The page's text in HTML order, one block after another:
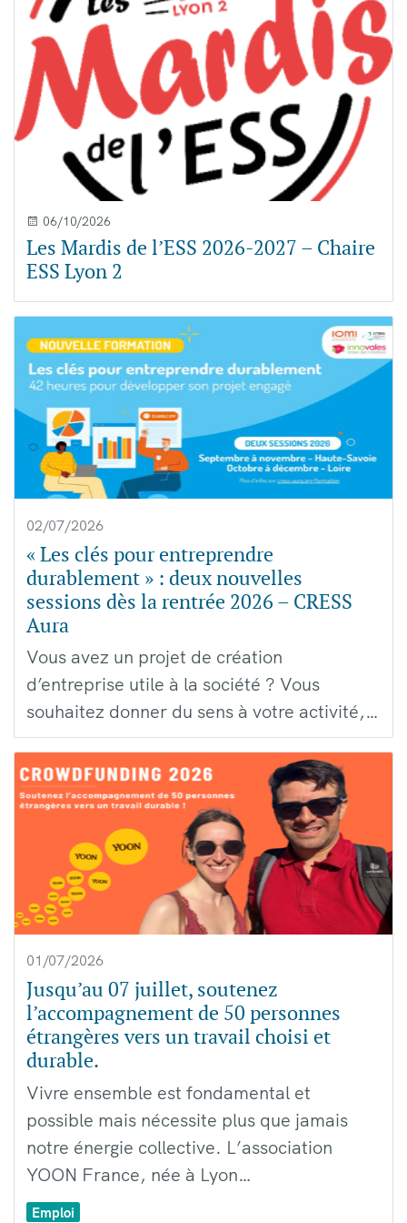
06/10/2026
Les Mardis de l’ESS 2026-2027 – Chaire
ESS Lyon 2
02/07/2026
« Les clés pour entreprendre
durablement » : deux nouvelles
sessions dès la rentrée 2026 – CRESS
Aura
Vous avez un projet de création
d’entreprise utile à la société ? Vous
souhaitez donner du sens à votre activité,…
01/07/2026
Jusqu’au 07 juillet, soutenez
l’accompagnement de 50 personnes
étrangères vers un travail choisi et
durable.
Vivre ensemble est fondamental et
possible mais nécessite plus que jamais
notre énergie collective. L’association
YOON France, née à Lyon…
Emploi